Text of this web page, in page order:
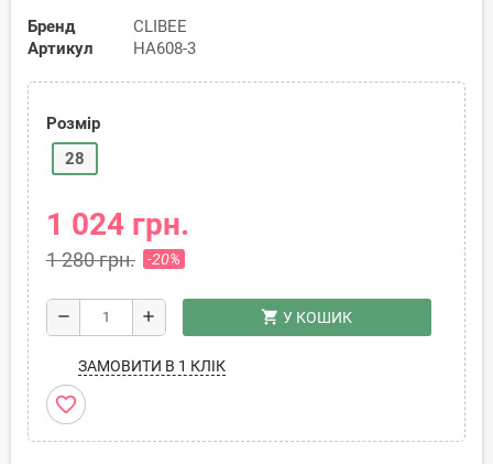
Бренд
CLIBEE
Артикул
HA608-3
Розмір
28
1 024 грн.
1 280 грн. -20%
remove add shopping_cart У КОШИК
ЗАМОВИТИ В 1 КЛІК
favorite_border